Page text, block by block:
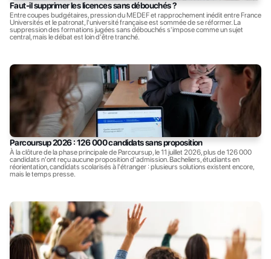
Faut-il supprimer les licences sans débouchés ?
Entre coupes budgétaires, pression du MEDEF et rapprochement inédit entre France
Universités et le patronat, l'université française est sommée de se réformer. La
suppression des formations jugées sans débouchés s'impose comme un sujet
central, mais le débat est loin d'être tranché.
Parcoursup 2026 : 126 000 candidats sans proposition
À la clôture de la phase principale de Parcoursup, le 11 juillet 2026, plus de 126 000
candidats n'ont reçu aucune proposition d'admission. Bacheliers, étudiants en
réorientation, candidats scolarisés à l'étranger : plusieurs solutions existent encore,
mais le temps presse.